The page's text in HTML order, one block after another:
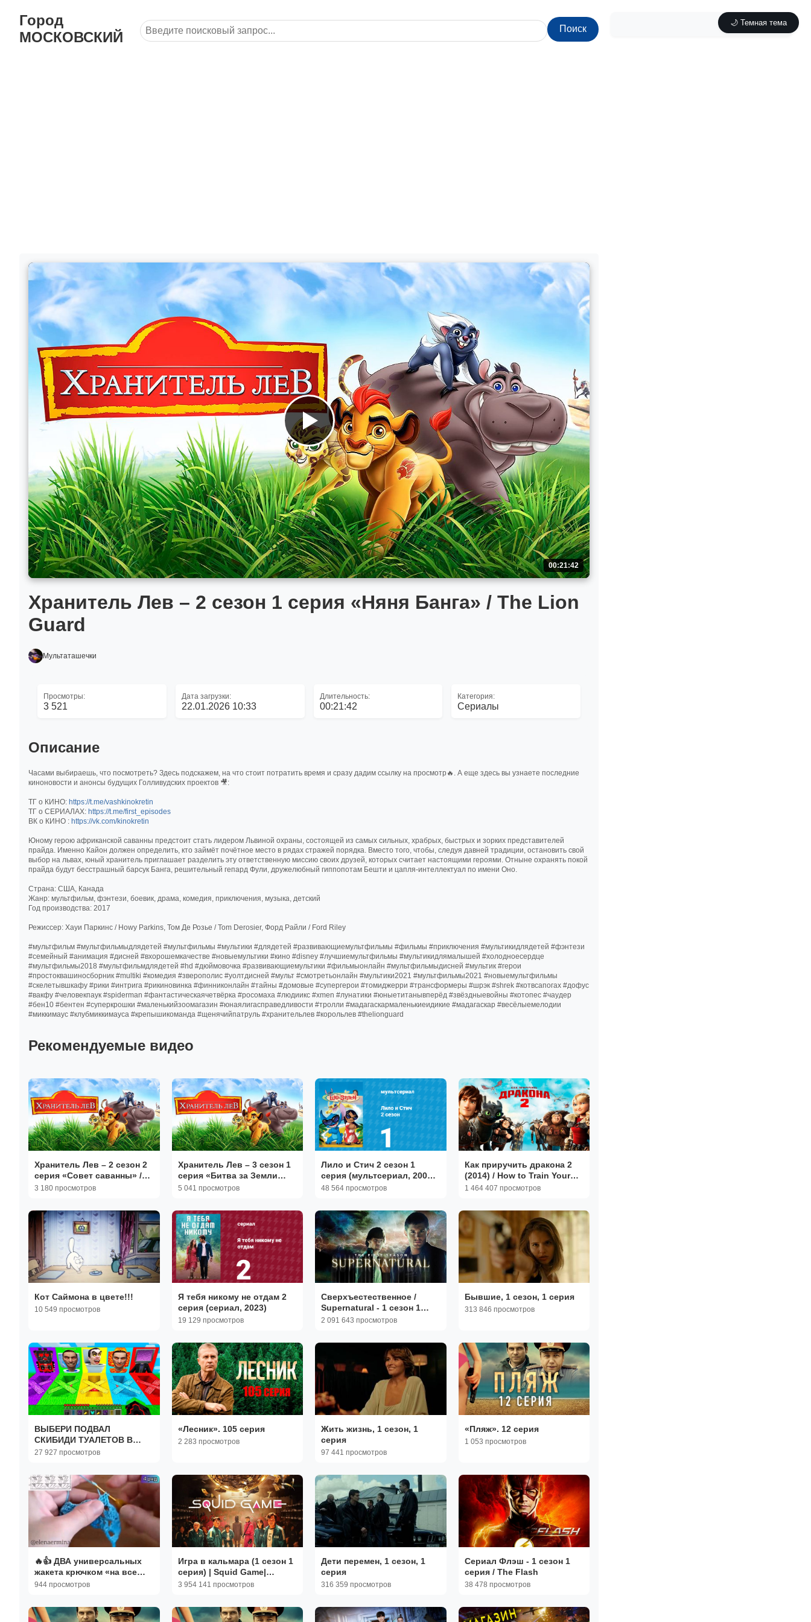
🌙 Темная тема
Город
МОСКОВСКИЙ
Поиск
00:21:42
Хранитель Лев – 2 сезон 1 серия «Няня Банга» / The Lion
Guard
Мультаташечки
Просмотры:
3 521
Дата загрузки:
22.01.2026 10:33
Длительность:
00:21:42
Категория:
Сериалы
Описание
Часами выбираешь, что посмотреть? Здесь подскажем, на что стоит потратить время и сразу дадим ссылку на просмотр🔥. А еще здесь вы узнаете последние
киноновости и анонсы будущих Голливудских проектов 🎥:
ТГ о КИНО: https://t.me/vashkinokretin
ТГ о СЕРИАЛАХ: https://t.me/first_episodes
ВК о КИНО : https://vk.com/kinokretin
Юному герою африканской саванны предстоит стать лидером Львиной охраны, состоящей из самых сильных, храбрых, быстрых и зорких представителей
прайда. Именно Кайон должен определить, кто займёт почётное место в рядах стражей порядка. Вместо того, чтобы, следуя давней традиции, остановить свой
выбор на львах, юный хранитель приглашает разделить эту ответственную миссию своих друзей, которых считает настоящими героями. Отныне охранять покой
прайда будут бесстрашный барсук Банга, решительный гепард Фули, дружелюбный гиппопотам Бешти и цапля-интеллектуал по имени Оно.
Страна: США, Канада
Жанр: мультфильм, фэнтези, боевик, драма, комедия, приключения, музыка, детский
Год производства: 2017
Режиссер: Хауи Паркинс / Howy Parkins, Том Де Розье / Tom Derosier, Форд Райли / Ford Riley
#мультфильм #мультфильмыдлядетей #мультфильмы #мультики #длядетей #развивающиемультфильмы #фильмы #приключения #мультикидлядетей #фэнтези
#семейный #анимация #дисней #вхорошемкачестве #новыемультики #кино #disney #лучшиемультфильмы #мультикидлямалышей #холодноесердце
#мультфильмы2018 #мультфильмдлядетей #hd #дюймовочка #развивающиемультики #фильмыонлайн #мультфильмыдисней #мультик #герои
#простоквашиносборник #multiki #комедия #зверополис #уолтдисней #мульт #смотретьонлайн #мультики2021 #мультфильмы2021 #новыемультфильмы
#скелетывшкафу #рики #интрига #рикиновинка #финниконлайн #тайны #домовые #супергерои #томиджерри #трансформеры #шрэк #shrek #котвсапогах #дофус
#вакфу #человекпаук #spiderman #фантастическаячетвёрка #росомаха #людиикс #xmen #лунатики #юныетитанывперёд #звёздныевойны #котопес #чаудер
#бен10 #бентен #суперкрошки #маленькийзоомагазин #юнаялигасправедливости #тролли #мадагаскармаленькиеидикие #мадагаскар #весёлыемелодии
#миккимаус #клубмиккимауса #крепышикоманда #щенячийпатруль #хранительлев #корольлев #thelionguard
Рекомендуемые видео
Хранитель Лев – 2 сезон 2
серия «Совет саванны» /
The Lion Guard
3 180 просмотров
Хранитель Лев – 3 сезон 1
серия «Битва за Земли
прайда. Часть 1» / The Lion
5 041 просмотров
Лило и Стич 2 сезон 1
серия (мультсериал, 2003-
2006)
48 564 просмотров
Как приручить дракона 2
(2014) / How to Train Your
Dragon 2
1 464 407 просмотров
Кот Саймона в цвете!!!
10 549 просмотров
Я тебя никому не отдам 2
серия (сериал, 2023)
19 129 просмотров
Сверхъестественное /
Supernatural - 1 сезон 1
серия
2 091 643 просмотров
Бывшие, 1 сезон, 1 серия
313 846 просмотров
ВЫБЕРИ ПОДВАЛ
СКИБИДИ ТУАЛЕТОВ В
МАЙНКРАФТ ЗОМБАК
27 927 просмотров
«Лесник». 105 серия
2 283 просмотров
Жить жизнь, 1 сезон, 1
серия
97 441 просмотров
«Пляж». 12 серия
1 053 просмотров
🔥👍 ДВА универсальных
жакета крючком «на все
случаи жизни» - вяжем
944 просмотров
Игра в кальмара (1 сезон 1
серия) | Squid Game|
Ojingeo geim
3 954 141 просмотров
Дети перемен, 1 сезон, 1
серия
316 359 просмотров
Сериал Флэш - 1 сезон 1
серия / The Flash
38 478 просмотров